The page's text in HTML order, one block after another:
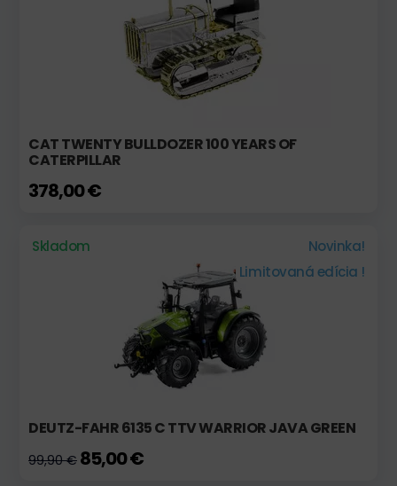
CAT TWENTY BULLDOZER 100 YEARS OF
CATERPILLAR
378,00 €
Skladom
Novinka!
Limitovaná edícia !
DEUTZ-FAHR 6135 C TTV WARRIOR JAVA GREEN
99,90 € 85,00 €